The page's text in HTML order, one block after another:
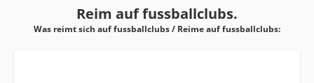
Reim auffussballclubs.
Was reimt sich auf fussballclubs / Reime auffussballclubs: